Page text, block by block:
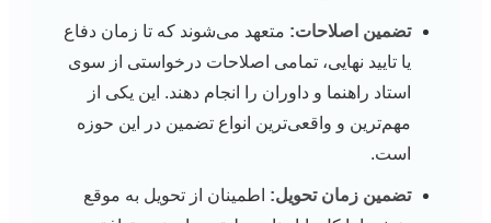
تضمین اصلاحات: متعهد می‌شوند که تا زمان دفاع
یا تایید نهایی، تمامی اصلاحات درخواستی از سوی
استاد راهنما و داوران را انجام دهند. این یکی از
مهم‌ترین و واقعی‌ترین انواع تضمین در این حوزه
است.
تضمین زمان تحویل: اطمینان از تحویل به موقع